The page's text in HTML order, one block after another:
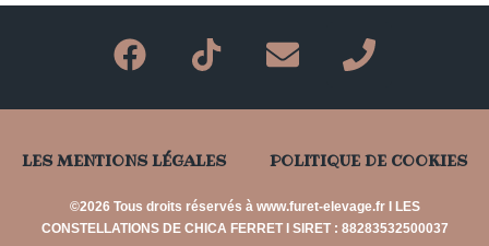
F
a
c
b
o
o
T
i
k
o
k
E
n
v
l
o
p
P
h
o
e
LES MENTIONS LÉGALES POLITIQUE DE COOKIES
©2026 Tous droits réservés à www.furet-elevage.fr I LES
CONSTELLATIONS DE CHICA FERRET I SIRET : 88283532500037